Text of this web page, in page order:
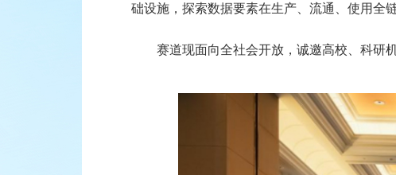
础设施，探索数据要素在生产、流通、使用全
赛道现面向全社会开放，诚邀高校、科研机